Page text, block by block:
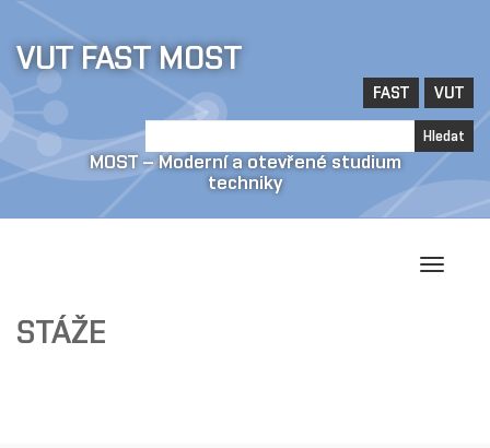
MOST – Moderní a otevřené studium
techniky
VUT FAST MOST
na
obsah
FAST
VUT
Hledat
Hledat
STÁŽE